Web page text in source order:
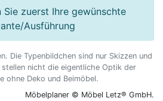
zuerst Ihre gewünschte
Ausführung
Die Typenbildchen sind nur Skizzen und
nicht die eigentliche Optik der
ohne Deko und Beimöbel.
Möbelplaner © Möbel Letz® GmbH.